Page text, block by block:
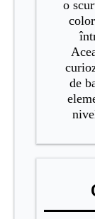
o
de